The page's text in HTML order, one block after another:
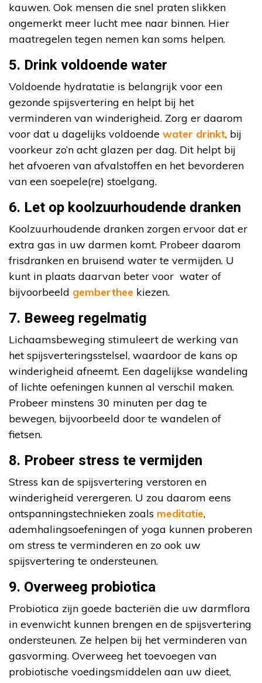
kauwen. Ook mensen die snel praten slikken
ongemerkt meer lucht mee naar binnen. Hier
maatregelen tegen nemen kan soms helpen.
5. Drink voldoende water
Voldoende hydratatie is belangrijk voor een
gezonde spijsvertering en helpt bij het
verminderen van winderigheid. Zorg er daarom
voor dat u dagelijks voldoende water drinkt, bij
voorkeur zo’n acht glazen per dag. Dit helpt bij
het afvoeren van afvalstoffen en het bevorderen
van een soepele(re) stoelgang.
6. Let op koolzuurhoudende dranken
Koolzuurhoudende dranken zorgen ervoor dat er
extra gas in uw darmen komt. Probeer daarom
frisdranken en bruisend water te vermijden. U
kunt in plaats daarvan beter voor water of
bijvoorbeeld gemberthee kiezen.
7. Beweeg regelmatig
Lichaamsbeweging stimuleert de werking van
het spijsverteringsstelsel, waardoor de kans op
winderigheid afneemt. Een dagelijkse wandeling
of lichte oefeningen kunnen al verschil maken.
Probeer minstens 30 minuten per dag te
bewegen, bijvoorbeeld door te wandelen of
fietsen.
8. Probeer stress te vermijden
Stress kan de spijsvertering verstoren en
winderigheid verergeren. U zou daarom eens
ontspanningstechnieken zoals meditatie,
ademhalingsoefeningen of yoga kunnen proberen
om stress te verminderen en zo ook uw
spijsvertering te ondersteunen.
9. Overweeg probiotica
Probiotica zijn goede bacteriën die uw darmflora
in evenwicht kunnen brengen en de spijsvertering
ondersteunen. Ze helpen bij het verminderen van
gasvorming. Overweeg het toevoegen van
probiotische voedingsmiddelen aan uw dieet,